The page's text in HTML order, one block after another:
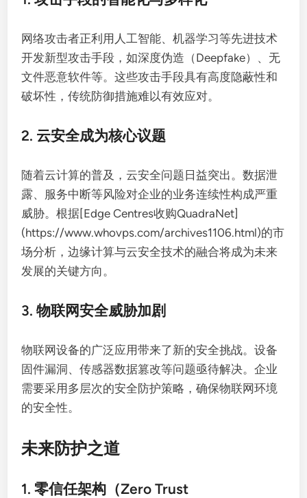
网络攻击者正利用人工智能、机器学习等先进技术
开发新型攻击手段，如深度伪造（Deepfake）、无
文件恶意软件等。这些攻击手段具有高度隐蔽性和
破坏性，传统防御措施难以有效应对。
2. 云安全成为核心议题
随着云计算的普及，云安全问题日益突出。数据泄
露、服务中断等风险对企业的业务连续性构成严重
威胁。根据[Edge Centres收购QuadraNet]
(https://www.whovps.com/archives1106.html)的市
场分析，边缘计算与云安全技术的融合将成为未来
发展的关键方向。
3. 物联网安全威胁加剧
物联网设备的广泛应用带来了新的安全挑战。设备
固件漏洞、传感器数据篡改等问题亟待解决。企业
需要采用多层次的安全防护策略，确保物联网环境
的安全性。
未来防护之道
1. 零信任架构（Zero Trust